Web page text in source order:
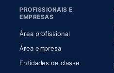
PROFISSIONAIS E
EMPRESAS
Área profissional
Área empresa
Entidades de classe